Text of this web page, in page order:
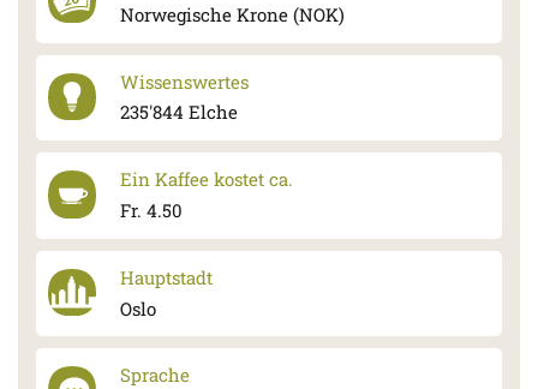
Norwegische Krone (NOK)
Wissenswertes
235'844 Elche
Ein Kaffee kostet ca.
Fr. 4.50
Hauptstadt
Oslo
Sprache